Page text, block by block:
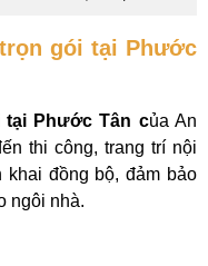
gói tại Phước
tại Phước Tân của An
thi công, trang trí nội
khai đồng bộ, đảm bảo
ngôi nhà.